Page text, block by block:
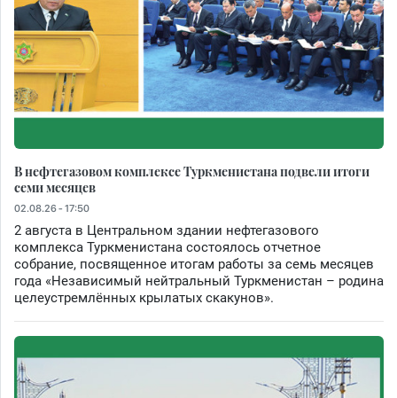
В нефтегазовом комплексе Туркменистана подвели итоги
семи месяцев
02.08.26 - 17:50
2 августа в Центральном здании нефтегазового
комплекса Туркменистана состоялось отчетное
собрание, посвященное итогам работы за семь месяцев
года «Независимый нейтральный Туркменистан – родина
целеустремлённых крылатых скакунов».